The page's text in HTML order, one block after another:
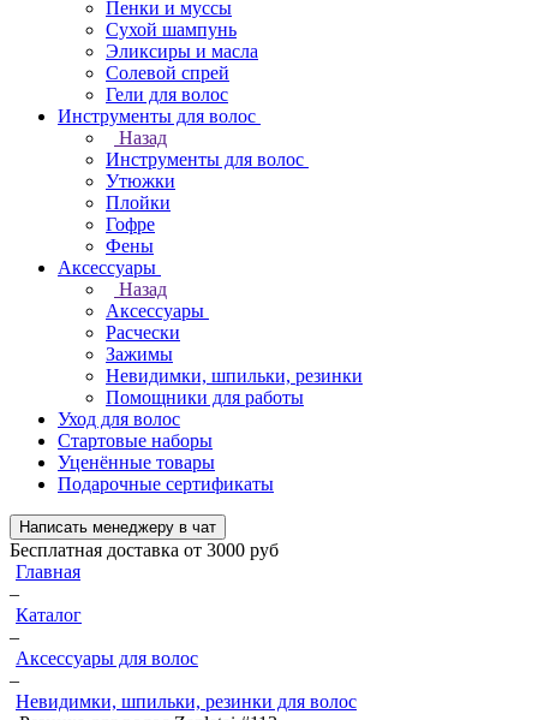
Пенки и муссы
Сухой шампунь
Эликсиры и масла
Солевой спрей
Гели для волос
Инструменты для волос
Назад
Инструменты для волос
Утюжки
Плойки
Гофре
Фены
Аксессуары
Назад
Аксессуары
Расчески
Зажимы
Невидимки, шпильки, резинки
Помощники для работы
Уход для волос
Стартовые наборы
Уценённые товары
Подарочные сертификаты
Написать менеджеру в чат
Бесплатная доставка от 3000 руб
Главная
–
Каталог
–
Аксессуары для волос
–
Невидимки, шпильки, резинки для волос